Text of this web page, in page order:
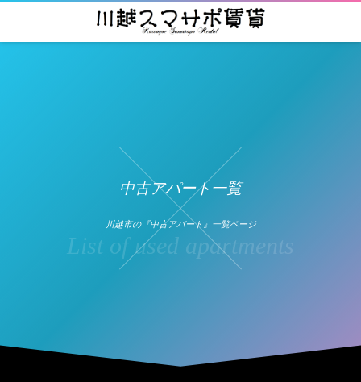
中古アパート一覧
List of used apartments
川越市の『中古アパート』一覧ページ